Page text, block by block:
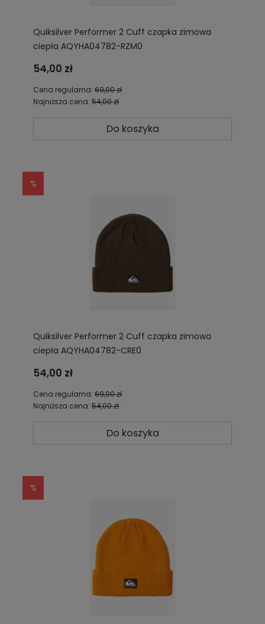
Quiksilver Performer 2 Cuff czapka zimowa
ciepła AQYHA04782-RZM0
54,00 zł
Cena regularna: 69,00 zł
Najniższa cena: 54,00 zł
Do koszyka
Quiksilver Performer 2 Cuff czapka zimowa
ciepła AQYHA04782-CRE0
54,00 zł
Cena regularna: 69,00 zł
Najniższa cena: 54,00 zł
Do koszyka